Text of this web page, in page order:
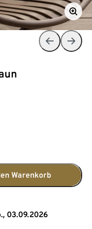
Warenkorb
03.09.2026